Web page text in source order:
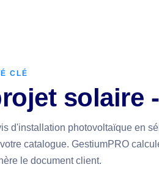
CLÉ
solaire
d'installation photovoltaïque en
catalogue. GestiumPRO
le document client.